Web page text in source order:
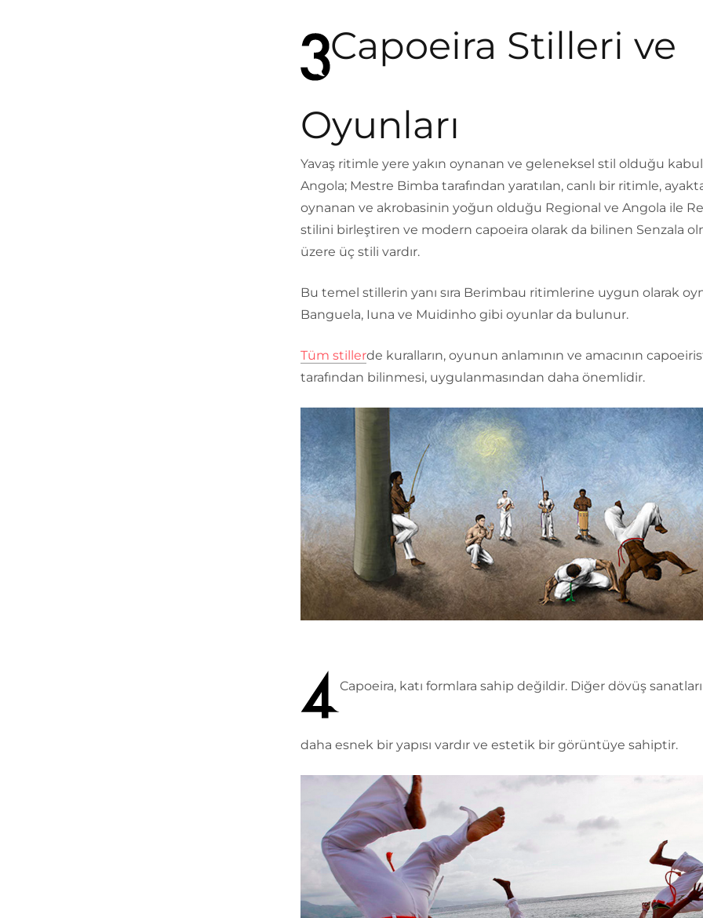
Capoeira Stilleri ve
Oyunları
Yavaş ritimle yere yakın oynanan ve geleneksel stil olduğu
Angola; Mestre Bimba tarafından yaratılan, canlı bir ritimle,
oynanan ve akrobasinin yoğun olduğu Regional ve Angola ile
stilini birleştiren ve modern capoeira olarak da bilinen Senzala
üzere üç stili vardır.
Bu temel stillerin yanı sıra Berimbau ritimlerine uygun olarak
Banguela, Iuna ve Muidinho gibi oyunlar da bulunur.
Tüm stillerde kuralların, oyunun anlamının ve amacının
tarafından bilinmesi, uygulanmasından daha önemlidir.
Capoeira, katı formlara sahip değildir. Diğer dövüş
daha esnek bir yapısı vardır ve estetik bir görüntüye sahiptir.